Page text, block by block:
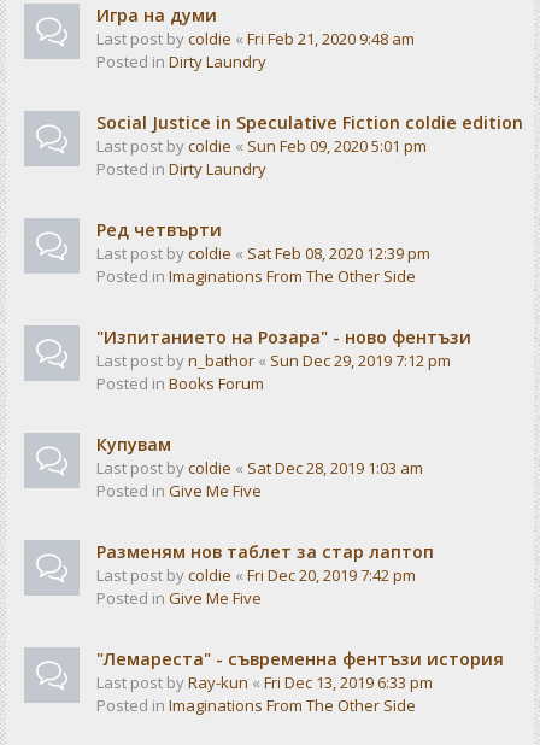
Игра на думи
Last post bycoldie « Fri Feb 21, 2020 9:48 am
Posted in Dirty Laundry
Social Justice in Speculative Fiction coldie edition
Last post bycoldie « Sun Feb 09, 2020 5:01 pm
Posted in Dirty Laundry
Ред четвърти
Last post bycoldie « Sat Feb 08, 2020 12:39 pm
Posted in Imaginations From The Other Side
"Изпитанието на Розара" - ново фентъзи
Last post byn_bathor « Sun Dec 29, 2019 7:12 pm
Posted in Books Forum
Купувам
Last post bycoldie « Sat Dec 28, 2019 1:03 am
Posted in Give Me Five
Разменям нов таблет за стар лаптоп
Last post bycoldie « Fri Dec 20, 2019 7:42 pm
Posted in Give Me Five
"Лемареста" - съвременна фентъзи история
Last post byRay-kun « Fri Dec 13, 2019 6:33 pm
Posted in Imaginations From The Other Side